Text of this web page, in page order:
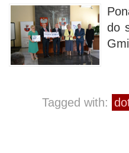
do
Tagged with: